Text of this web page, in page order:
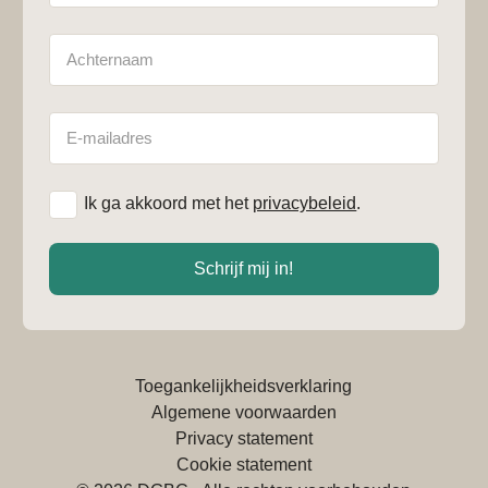
mailadres
Ik ga akkoord met het privacybeleid.
Schrijf mij in!
Toegankelijkheidsverklaring
Algemene voorwaarden
Privacy statement
Cookie statement